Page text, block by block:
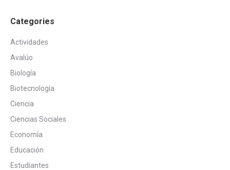
Categories
Actividades
Avalúo
Biología
Biotecnología
Ciencia
Ciencias Sociales
Economía
Educación
Estudiantes